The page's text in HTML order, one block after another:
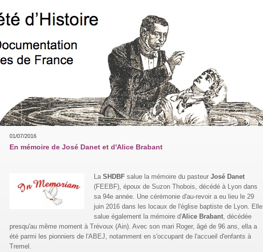
01/07/2016
En mémoire de José Danet et d'Alice Brabant
La SHDBFsalue la mémoire du pasteur José Danet
(FEEBF), époux de Suzon Thobois, décédé à Lyon dans
sa 94e année. Une cérémonie d'au-revoir a eu lieu le 29
juin 2016 dans les locaux de l'église baptiste de Lyon. Elle
salue également la mémoire d'Alice Brabant, décédée
presqu'au même moment à Trévoux (Ain). Avec son mari Roger, âgé de 96 ans, ella a
été parmi les pionniers de l'ABEJ, notamment en s'occupant de l'accueil d'enfants à
Tremel.